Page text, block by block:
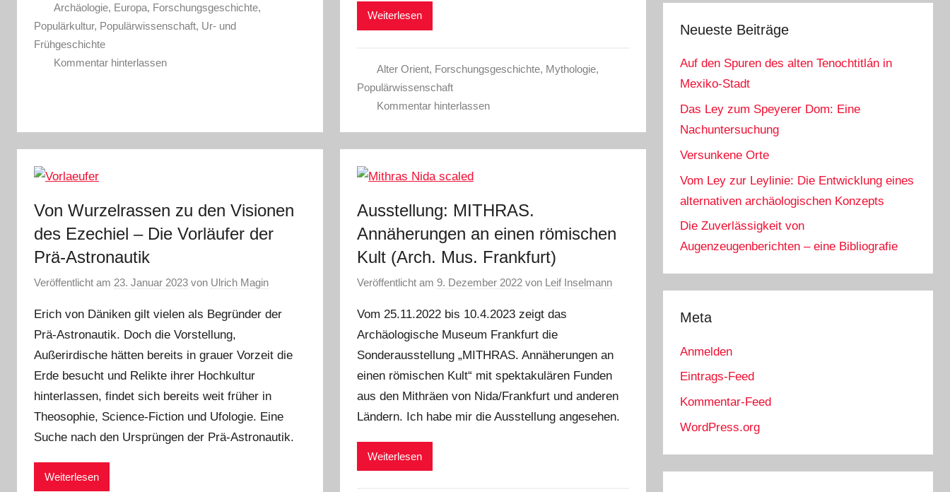
Archäologie, Europa, Forschungsgeschichte,
Populärkultur, Populärwissenschaft, Ur- und
Frühgeschichte
Kommentar hinterlassen
Weiterlesen
Alter Orient, Forschungsgeschichte, Mythologie,
Populärwissenschaft
Kommentar hinterlassen
Von Wurzelrassen zu den Visionen
des Ezechiel – Die Vorläufer der
Prä-Astronautik
Veröffentlicht am 23. Januar 2023 von Ulrich Magin
Erich von Däniken gilt vielen als Begründer der
Prä-Astronautik. Doch die Vorstellung,
Außerirdische hätten bereits in grauer Vorzeit die
Erde besucht und Relikte ihrer Hochkultur
hinterlassen, findet sich bereits weit früher in
Theosophie, Science-Fiction und Ufologie. Eine
Suche nach den Ursprüngen der Prä-Astronautik.
Weiterlesen
Ausstellung: MITHRAS.
Annäherungen an einen römischen
Kult (Arch. Mus. Frankfurt)
Veröffentlicht am9. Dezember 2022 von Leif Inselmann
Vom 25.11.2022 bis 10.4.2023 zeigt das
Archäologische Museum Frankfurt die
Sonderausstellung „MITHRAS. Annäherungen an
einen römischen Kult“ mit spektakulären Funden
aus den Mithräen von Nida/Frankfurt und anderen
Ländern. Ich habe mir die Ausstellung angesehen.
Weiterlesen
Neueste Beiträge
Auf den Spuren des alten Tenochtitlán in
Mexiko-Stadt
Das Ley zum Speyerer Dom: Eine
Nachuntersuchung
Versunkene Orte
Vom Ley zur Leylinie: Die Entwicklung eines
alternativen archäologischen Konzepts
Die Zuverlässigkeit von
Augenzeugenberichten – eine Bibliografie
Meta
Anmelden
Eintrags-Feed
Kommentar-Feed
WordPress.org